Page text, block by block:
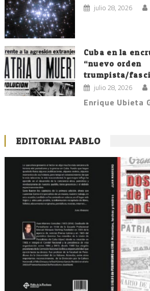
julio 28, 2026
Cuba en la
“nuevo orden
trumpista/
julio 28, 2026
Enrique Ubieta
EDITORIAL PABLO